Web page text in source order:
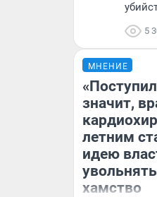
5
МНЕНИЕ
значит,
летним
идею
хамство